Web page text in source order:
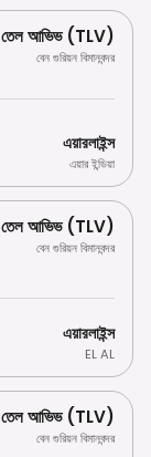
তেল আভিভ (TLV)
বেন গুরিয়ন বিমানবন্দর
এয়ারলাইন্স
এয়ার ইন্ডিয়া
তেল আভিভ (TLV)
বেন গুরিয়ন বিমানবন্দর
এয়ারলাইন্স
EL AL
তেল আভিভ (TLV)
বেন গুরিয়ন বিমানবন্দর